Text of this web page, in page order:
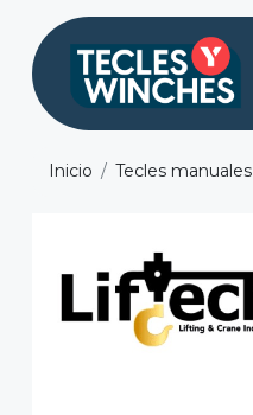
Inicio Tecles manuales